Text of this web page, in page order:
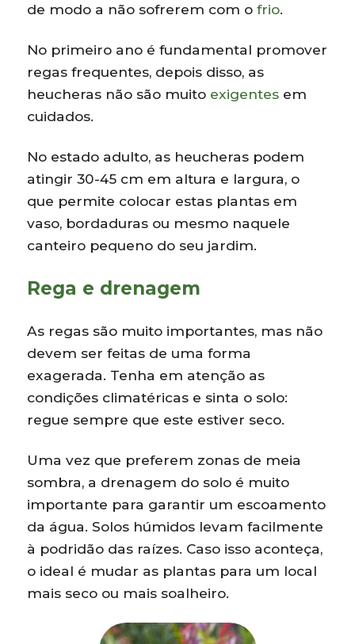
de modo a não sofrerem com ofrio.
No primeiro ano é fundamental promover
regas frequentes, depois disso, as
heucheras não são muito exigentes em
cuidados.
No estado adulto, as heucheras podem
atingir 30-45 cm em altura e largura, o
que permite colocar estas plantas em
vaso, bordaduras ou mesmo naquele
canteiro pequeno do seu jardim.
Rega e drenagem
As regas são muito importantes, mas não
devem ser feitas de uma forma
exagerada. Tenha em atenção as
condições climatéricas e sinta o solo:
regue sempre que este estiver seco.
Uma vez que preferem zonas de meia
sombra, a drenagem do solo é muito
importante para garantir um escoamento
da água. Solos húmidos levam facilmente
à podridão das raízes. Caso isso aconteça,
o ideal é mudar as plantas para um local
mais seco ou mais soalheiro.